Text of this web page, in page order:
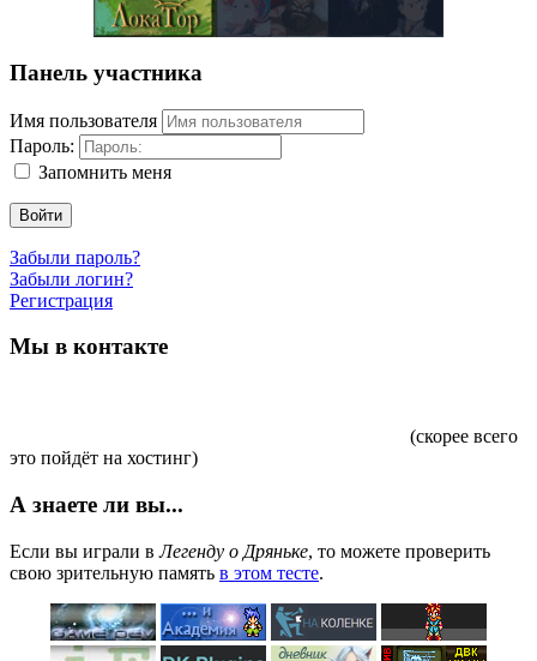
Панель участника
Имя пользователя
Пароль:
Запомнить меня
Войти
Забыли пароль?
Забыли логин?
Регистрация
Мы в контакте
(скорее всего
это пойдёт на хостинг)
А знаете ли вы...
Если вы играли вЛегенду о Дряньке, то можете проверить
свою зрительную память в этом тесте.